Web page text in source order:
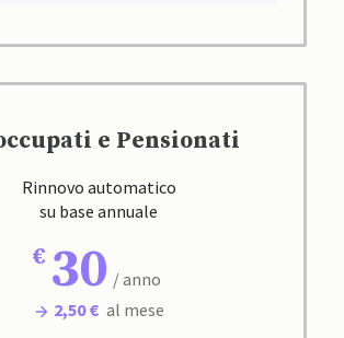
e Pensionati
Rinnovo automatico
su base annuale
30 / anno
2,50 € al mese